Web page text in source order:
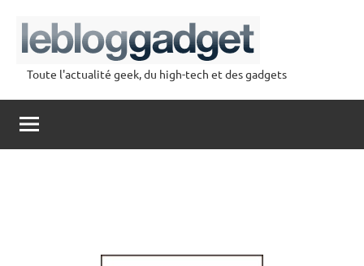
contenu
lebloggadget
Toute l'actualité geek, du high-tech et des gadgets